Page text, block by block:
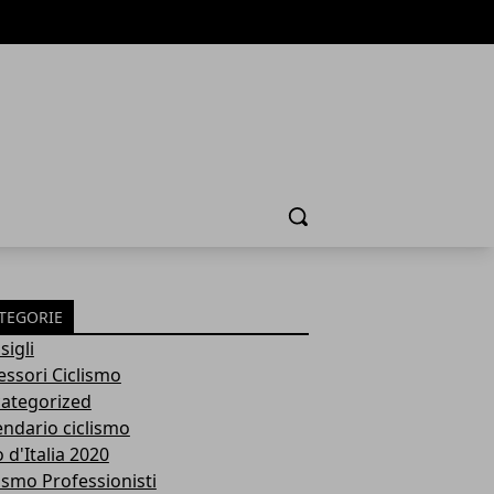
Cerca
Ciclismo
ciclismo
d'Italia 2020
Professionisti